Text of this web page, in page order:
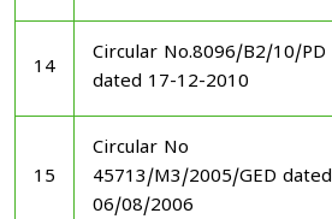
14
Circular No.8096/B2/10/PD
dated 17-12-2010
15
Circular No
45713/M3/2005/GED dated
06/08/2006